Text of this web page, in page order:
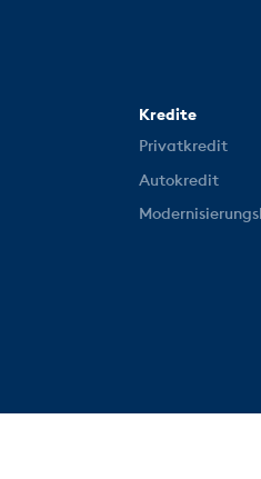
Kredite
Privatkredit
Autokredit